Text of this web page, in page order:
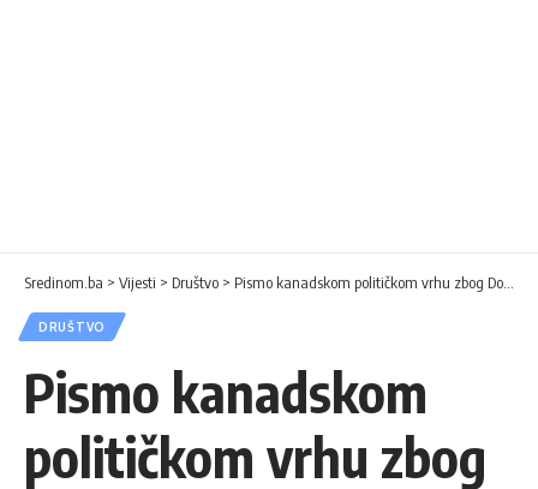
Sredinom.ba > Vijesti > Društvo > Pismo kanadskom političkom vrhu zbog Dodika
DRUŠTVO
Pismo kanadskom
političkom vrhu zbog